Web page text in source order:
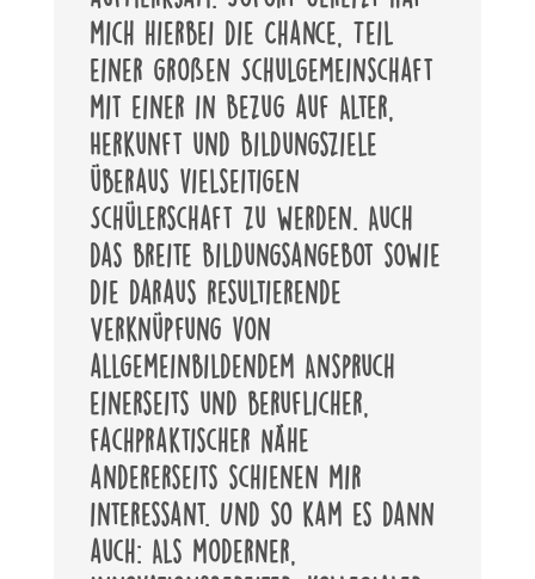
mich hierbei die Chance, Teil
einer großen Schulgemeinschaft
mit einer in Bezug auf Alter,
Herkunft und Bildungsziele
überaus vielseitigen
Schülerschaft zu werden. Auch
das breite Bildungsangebot sowie
die daraus resultierende
Verknüpfung von
allgemeinbildendem Anspruch
einerseits und beruflicher,
fachpraktischer Nähe
andererseits schienen mir
interessant. Und so kam es dann
auch: Als moderner,